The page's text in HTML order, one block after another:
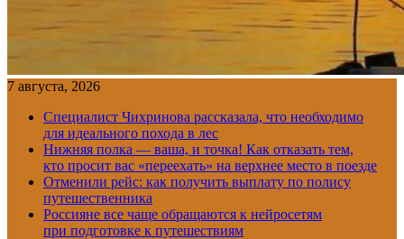
7 августа, 2026
Специалист Чихринова рассказала, что необходимо
для идеального похода в лес
Нижняя полка — ваша, и точка! Как отказать тем,
кто просит вас «переехать» на верхнее место в поезде
Отменили рейс: как получить выплату по полису
путешественника
Россияне все чаще обращаются к нейросетям
при подготовке к путешествиям